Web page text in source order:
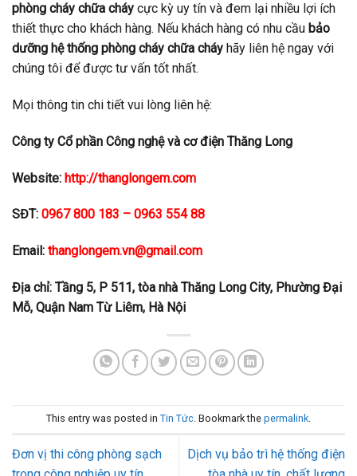
phòng cháy chữa cháy cực kỳ uy tín và đem lại nhiều lợi ích
thiết thực cho khách hàng. Nếu khách hàng có nhu cầu bảo
dưỡng hệ thống phòng cháy chữa cháy hãy liên hệ ngay với
chúng tôi để được tư vấn tốt nhất.
Mọi thông tin chi tiết vui lòng liên hệ:
Công ty Cổ phần Công nghệ và cơ điện Thăng Long
Website: http://thanglongem.com
SĐT: 0967 800 183 – 0963 554 88
Email: thanglongem.vn@gmail.com
Địa chỉ: Tầng 5, P 511, tòa nhà Thăng Long City, Phường Đại
Mỗ, Quận Nam Từ Liêm, Hà Nội
This entry was posted in Tin Tức. Bookmark the permalink.
Đơn vị thi công phòng sạch
Dịch vụ bảo trì hệ thống điện